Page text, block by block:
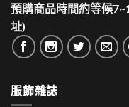
預購商品時間約等候
址)
服飾雜誌